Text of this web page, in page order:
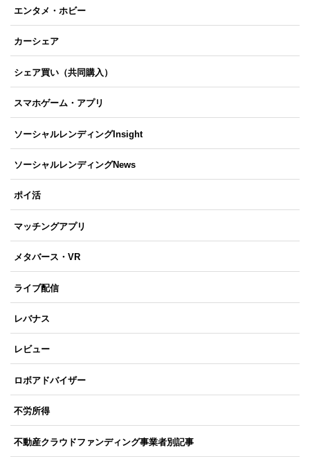
エンタメ・ホビー
カーシェア
シェア買い（共同購入）
スマホゲーム・アプリ
ソーシャルレンディングInsight
ソーシャルレンディングNews
ポイ活
マッチングアプリ
メタバース・VR
ライブ配信
レバナス
レビュー
ロボアドバイザー
不労所得
不動産クラウドファンディング事業者別記事